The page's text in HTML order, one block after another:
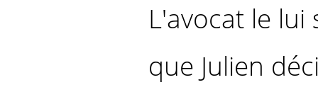
L'avocat le lui
que Julien